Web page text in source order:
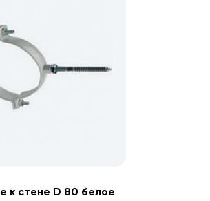
к стене D 80 белое